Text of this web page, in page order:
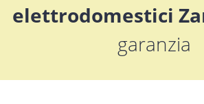
elettrodomestici
garanzia